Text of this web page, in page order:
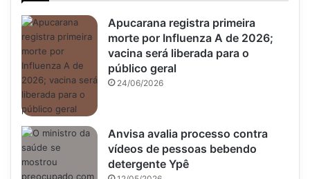
Apucarana registra primeira
morte por Influenza A de 2026;
vacina será liberada para o
público geral
24/06/2026
Anvisa avalia processo contra
vídeos de pessoas bebendo
detergente Ypê